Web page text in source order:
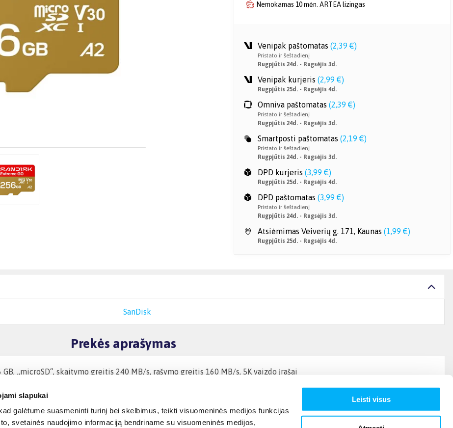
slapukai
galėtume suasmeninti turinį bei skelbimus, teikti visuomeninės medijos funkcijas
svetainės naudojimo informaciją bendriname su visuomeninės medijos,
Leisti visus
Nemokamas 10 mėn. ARTEA lizingas
Venipak paštomatas (2,39 €)
Pristato ir šeštadienį
Rugpjūtis 24d. - Rugsėjis 3d.
Venipak kurjeris (2,99 €)
Rugpjūtis 25d. - Rugsėjis 4d.
Omniva paštomatas (2,39 €)
Pristato ir šeštadienį
Rugpjūtis 24d. - Rugsėjis 3d.
Smartposti paštomatas (2,19 €)
Pristato ir šeštadienį
Rugpjūtis 24d. - Rugsėjis 3d.
DPD kurjeris (3,99 €)
Rugpjūtis 25d. - Rugsėjis 4d.
DPD paštomatas (3,99 €)
Pristato ir šeštadienį
Rugpjūtis 24d. - Rugsėjis 3d.
Atsiėmimas Veiverių g. 171, Kaunas (1,99 €)
Rugpjūtis 25d. - Rugsėjis 4d.
SanDisk
Prekės aprašymas
GB, „microSD“, skaitymo greitis 240 MB/s, rašymo greitis 160 MB/s, 5K vaizdo įrašai